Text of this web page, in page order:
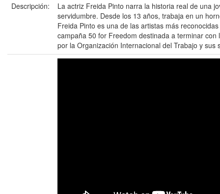
Descripción:
La actriz Freida Pinto narra la historia real de una
servidumbre. Desde los 13 años, trabaja en un
Freida Pinto es una de las artistas más
campaña 50 for Freedom destinada a terminar
por la Organización Internacional del Trabajo y sus